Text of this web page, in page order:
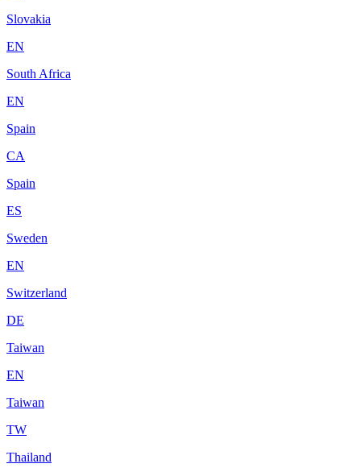
Slovakia
EN
South Africa
EN
Spain
CA
Spain
ES
Sweden
EN
Switzerland
DE
Taiwan
EN
Taiwan
TW
Thailand